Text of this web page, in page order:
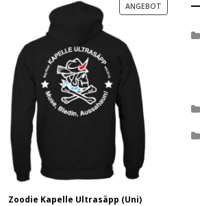
ANGEBOT PRODUKT
IM
ANGEBOT
Zoodie Kapelle Ultrasäpp (Uni)